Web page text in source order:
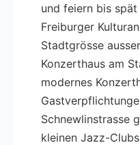
und feiern bis
Freiburger
Stadtgrösse
Konzerthaus am
modernes
Schnewlinstrasse
kleinen Jazz-